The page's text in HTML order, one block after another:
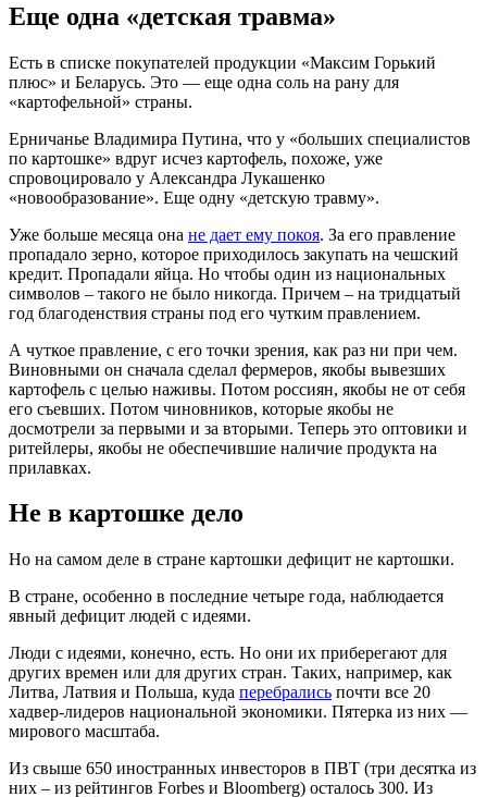
Еще одна «детская травма»
Есть в списке покупателей продукции «Максим Горький
плюс» и Беларусь. Это — еще одна соль на рану для
«картофельной» страны.
Ерничанье Владимира Путина, что у «больших специалистов
по картошке» вдруг исчез картофель, похоже, уже
спровоцировало у Александра Лукашенко
«новообразование». Еще одну «детскую травму».
Уже больше месяца она не дает ему покоя. За его правление
пропадало зерно, которое приходилось закупать на чешский
кредит. Пропадали яйца. Но чтобы один из национальных
символов – такого не было никогда. Причем – на тридцатый
год благоденствия страны под его чутким правлением.
А чуткое правление, с его точки зрения, как раз ни при чем.
Виновными он сначала сделал фермеров, якобы вывезших
картофель с целью наживы. Потом россиян, якобы не от себя
его съевших. Потом чиновников, которые якобы не
досмотрели за первыми и за вторыми. Теперь это оптовики и
ритейлеры, якобы не обеспечившие наличие продукта на
прилавках.
Не в картошке дело
Но на самом деле в стране картошки дефицит не картошки.
В стране, особенно в последние четыре года, наблюдается
явный дефицит людей с идеями.
Люди с идеями, конечно, есть. Но они их приберегают для
других времен или для других стран. Таких, например, как
Литва, Латвия и Польша, куда перебрались почти все 20
хадвер-лидеров национальной экономики. Пятерка из них —
мирового масштаба.
Из свыше 650 иностранных инвесторов в ПВТ (три десятка из
них – из рейтингов Forbes и Bloomberg) осталось 300. Из